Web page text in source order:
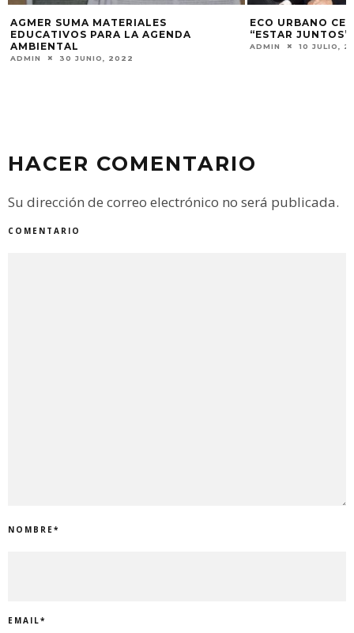
AGMER SUMA MATERIALES
EDUCATIVOS PARA LA AGENDA
AMBIENTAL
ADMIN 30 JUNIO, 2022
ECO URBANO
“ESTAR JUNTOS”
ADMIN 10 JULIO,
HACER COMENTARIO
Su dirección de correo electrónico no será publicada.
COMENTARIO
NOMBRE*
EMAIL*